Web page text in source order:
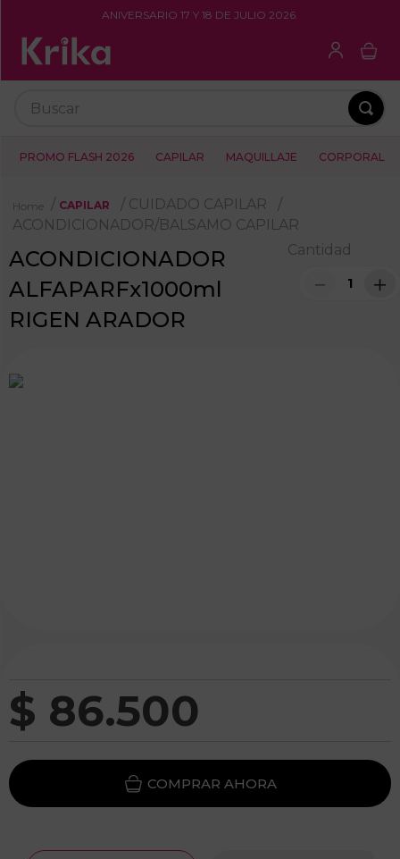
ANIVERSARIO 17 Y 18 DE JULIO 2026.
PROMO FLASH 2026 CAPILAR MAQUILLAJE CORPORAL
CAPILAR
CUIDADO CAPILAR
ACONDICIONADOR/BALSAMO CAPILAR
ACONDICIONADOR
ALFAPARFx1000ml
RIGEN ARADOR
Cantidad
＋
－
$ 86.500